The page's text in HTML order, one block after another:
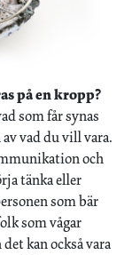
på en kropp?
som får synas
vad du vill vara.
och
tänka eller
som bär
som vågar
kan också vara